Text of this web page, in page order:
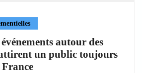
autour des
un public toujours